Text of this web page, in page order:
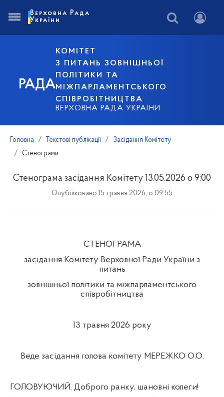
РАДА
КОМІТЕТ
З ПИТАНЬ ЗОВНІШНЬОЇ
ПОЛІТИКИ ТА
МІЖПАРЛАМЕНТСЬКОГО
СПІВРОБІТНИЦТВА
ВЕРХОВНА РАДА УКРАЇНИ
Верховна Рада
України
Головна Текстові публікації
Засідання Комітету
Стенограми
Стенограма засідання Комітету 13.05.2026 о 9:00
Опубліковано 15 травня 2026, о 09:55
СТЕНОГРАМА
засідання Комітету Верховної Ради України з
питань
зовнішньої політики та міжпарламентського
співробітництва
13 травня 2026 року
Веде засідання голова комітету МЕРЕЖКО О.О.
ГОЛОВУЮЧИЙ. Доброго ранку, шановні колеги!